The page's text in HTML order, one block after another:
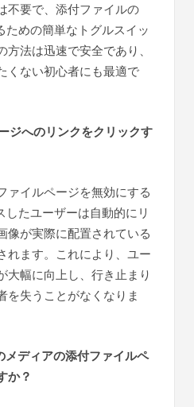
不要で、添付ファイルの
ための簡単なトグルスイッ
法は迅速で安全であり、
くない初心者にも最適で
ジへのリンクをクリックす
ァイルページを無効にする
したユーザーは自動的にリ
像が実際に配置されている
れます。これにより、ユー
大幅に向上し、行き止まり
を失うことがなくなりま
メディアの添付ファイルペ
か？